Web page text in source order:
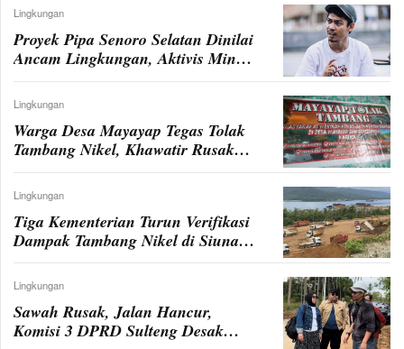
Lingkungan
Proyek Pipa Senoro Selatan Dinilai
Ancam Lingkungan, Aktivis Minta
Dihentikan
Lingkungan
Warga Desa Mayayap Tegas Tolak
Tambang Nikel, Khawatir Rusak
Ekosistem dan Sumber Hidup
Lingkungan
Tiga Kementerian Turun Verifikasi
Dampak Tambang Nikel di Siuna
Banggai
Lingkungan
Sawah Rusak, Jalan Hancur,
Komisi 3 DPRD Sulteng Desak